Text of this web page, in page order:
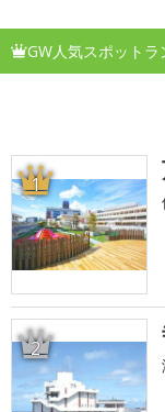
GW人気スポットラ
1
2